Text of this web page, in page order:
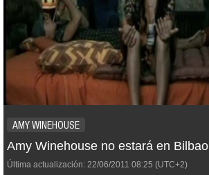
AMY WINEHOUSE
Amy Winehouse no estará en Bilbao
Última actualización: 22/06/2011 08:25 (UTC+2)